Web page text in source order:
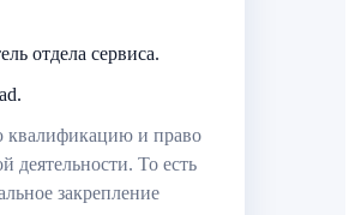
отдела сервиса.
квалификацию и право
деятельности. То есть
закрепление